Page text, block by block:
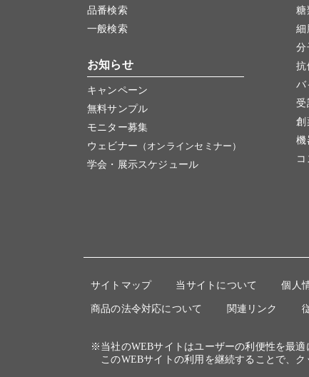
品番検索
一般検索
お知らせ
キャンペーン
無料サンプル
モニター募集
ウェビナー （オンラインセミナー）
学会・展示スケジュール
糖
細
分
抗
バ
受
創
機
サイトマップ 当サイトについて 個人
商品の法令対応について 関連リンク
※当社のWEBサイトはユーザーの利便性を最適
このWEBサイトの利用を継続することで、ク